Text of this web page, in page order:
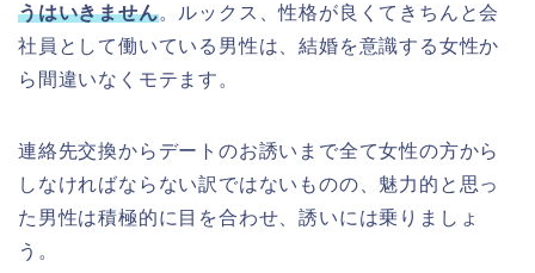
うはいきません。ルックス、性格が良くてきちんと会
社員として働いている男性は、結婚を意識する女性か
ら間違いなくモテます。
連絡先交換からデートのお誘いまで全て女性の方から
しなければならない訳ではないものの、魅力的と思っ
た男性は積極的に目を合わせ、誘いには乗りましょ
う。